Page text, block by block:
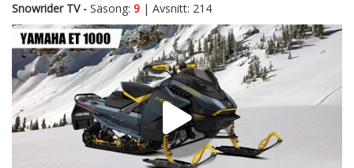
Snowrider TV - Säsong: 9 | Avsnitt: 214